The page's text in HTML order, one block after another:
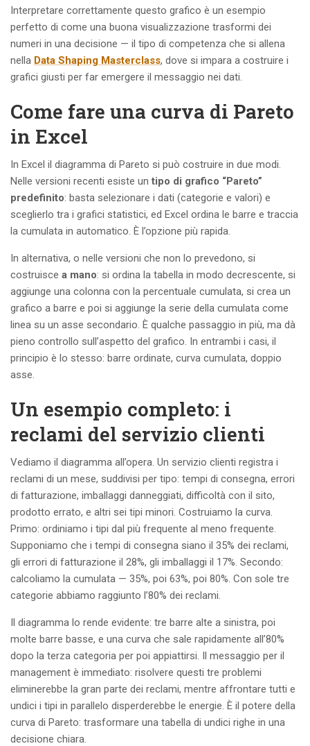
Interpretare correttamente questo grafico è un esempio
perfetto di come una buona visualizzazione trasformi dei
numeri in una decisione — il tipo di competenza che si allena
nella Data Shaping Masterclass, dove si impara a costruire i
grafici giusti per far emergere il messaggio nei dati.
Come fare una curva di Pareto
in Excel
In Excel il diagramma di Pareto si può costruire in due modi.
Nelle versioni recenti esiste un tipo di grafico “Pareto”
predefinito: basta selezionare i dati (categorie e valori) e
sceglierlo tra i grafici statistici, ed Excel ordina le barre e traccia
la cumulata in automatico. È l’opzione più rapida.
In alternativa, o nelle versioni che non lo prevedono, si
costruisce a mano: si ordina la tabella in modo decrescente, si
aggiunge una colonna con la percentuale cumulata, si crea un
grafico a barre e poi si aggiunge la serie della cumulata come
linea su un asse secondario. È qualche passaggio in più, ma dà
pieno controllo sull’aspetto del grafico. In entrambi i casi, il
principio è lo stesso: barre ordinate, curva cumulata, doppio
asse.
Un esempio completo: i
reclami del servizio clienti
Vediamo il diagramma all’opera. Un servizio clienti registra i
reclami di un mese, suddivisi per tipo: tempi di consegna, errori
di fatturazione, imballaggi danneggiati, difficoltà con il sito,
prodotto errato, e altri sei tipi minori. Costruiamo la curva.
Primo: ordiniamo i tipi dal più frequente al meno frequente.
Supponiamo che i tempi di consegna siano il 35% dei reclami,
gli errori di fatturazione il 28%, gli imballaggi il 17%. Secondo:
calcoliamo la cumulata — 35%, poi 63%, poi 80%. Con sole tre
categorie abbiamo raggiunto l’80% dei reclami.
Il diagramma lo rende evidente: tre barre alte a sinistra, poi
molte barre basse, e una curva che sale rapidamente all’80%
dopo la terza categoria per poi appiattirsi. Il messaggio per il
management è immediato: risolvere questi tre problemi
eliminerebbe la gran parte dei reclami, mentre affrontare tutti e
undici i tipi in parallelo disperderebbe le energie. È il potere della
curva di Pareto: trasformare una tabella di undici righe in una
decisione chiara.